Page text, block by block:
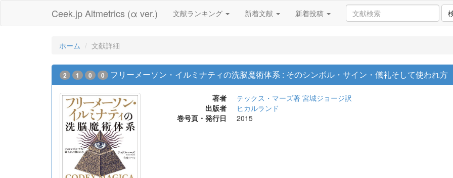
Ceek.jp Altmetrics (α ver.) 文献ランキング 新着文献 新着投稿
ホーム 文献詳細
2 1 0 0 フリーメーソン・イルミナティの洗脳魔術体系 : そのシンボル・サイン・儀礼そして使われ方
著者 テックス・マーズ著 宮城ジョージ訳
出版者
ヒカルランド
巻号頁・発行日
2015